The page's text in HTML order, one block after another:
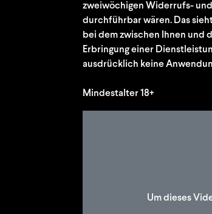
zweiwöchigen Widerrufs-
durchführbar wären. Das
bei dem zwischen Ihnen und
Erbringung einer
ausdrücklich keine
Mindestalter 18+
Um dieses